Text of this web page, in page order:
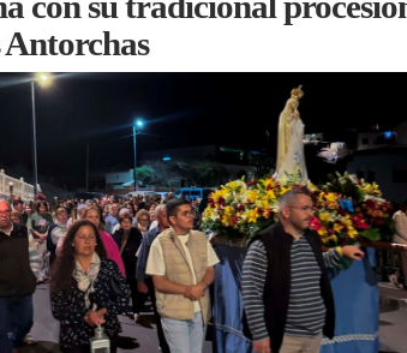
Antorchas